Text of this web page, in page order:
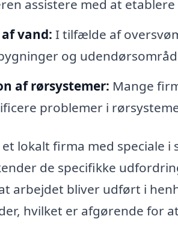
assistere med at
vand: I tilfælde af
og
af rørsystemer: Mange
problemer i
lokalt firma med speciale
de specifikke
arbejdet bliver udført i
hvilket er afgørende for